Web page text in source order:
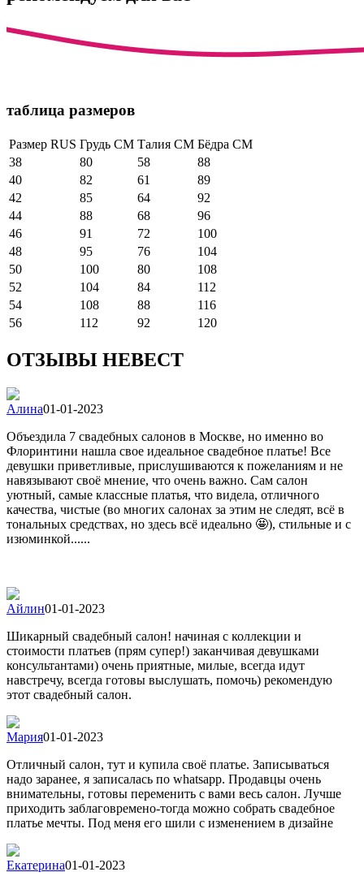
таблица размеров
Размер RUS Грудь СМ Талия СМ Бёдра СМ
38
80 58
88
40
82 61
89
42
85 64
92
44
88 68
96
46
91 72
100
48
95 76
104
50
100 80
108
52
104 84
112
54
108 88
116
56
112 92 120
ОТЗЫВЫ НЕВЕСТ
Алина01-01-2023
Объездила 7 свадебных салонов в Москве, но именно во
Флоринтини нашла свое идеальное свадебное платье! Все
девушки приветливые, прислушиваются к пожеланиям и не
навязывают своё мнение, что очень важно. Сам салон
уютный, самые классные платья, что видела, отличного
качества, чистые (во многих салонах за этим не следят, всё в
тональных средствах, но здесь всё идеально 🤩), стильные и с
изюминкой......
Айлин01-01-2023
Шикарный свадебный салон! начиная с коллекции и
стоимости платьев (прям супер!) заканчивая девушками
консультантами) очень приятные, милые, всегда идут
навстречу, всегда готовы выслушать, помочь) рекомендую
этот свадебный салон.
Мария01-01-2023
Отличный салон, тут и купила своё платье. Записываться
надо заранее, я записалась по whatsapp. Продавцы очень
внимательны, готовы переменить с вами весь салон. Лучше
приходить заблаговремено-тогда можно собрать свадебное
платье мечты. Под меня его шили с изменением в дизайне
Екатерина01-01-2023